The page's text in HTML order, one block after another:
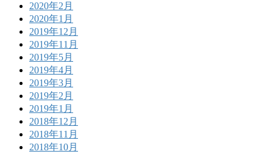
2020年2月
2020年1月
2019年12月
2019年11月
2019年5月
2019年4月
2019年3月
2019年2月
2019年1月
2018年12月
2018年11月
2018年10月